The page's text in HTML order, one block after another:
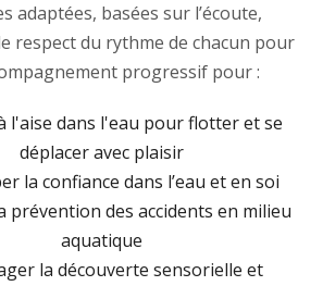
adaptées, basées sur l’écoute,
respect du rythme de chacun pour
progressif pour :
l'aise dans l'eau pour flotter et se
déplacer avec plaisir
la confiance dans l’eau et en soi
prévention des accidents en milieu
aquatique
la découverte sensorielle et